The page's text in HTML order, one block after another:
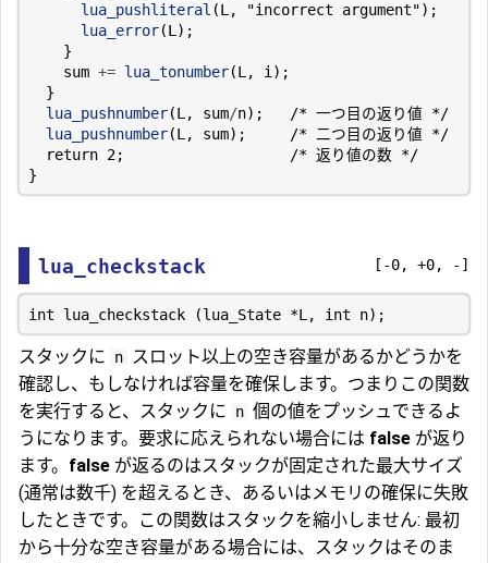
lua_pushliteral (L, "incorrect argument");
lua_error(L);
}
sum += lua_tonumber(L, i);
}
lua_pushnumber(L, sum/n);
/* 一つ目の返り値 */
lua_pushnumber(L, sum);
/* 二つ目の返り値 */
return 2;
/* 返り値の数 */
}
lua_checkstack [-0, +0, -]
スタックに n スロット以上の空き容量があるかどうかを
確認し、もしなければ容量を確保します。つまりこの関数
を実行すると、スタックに
n 個の値をプッシュできるよ
うになります。要求に応えられない場合には false が返り
ます。 false が返るのはスタックが固定された最大サイズ
(通常は数千) を超えるとき、あるいはメモリの確保に失敗
したときです。この関数はスタックを縮小しません: 最初
から十分な空き容量がある場合には、スタックはそのま